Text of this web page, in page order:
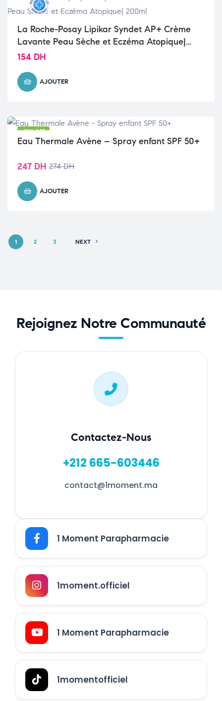
La Roche-Posay Lipikar Syndet AP+ Crème
Lavante Peau Sèche et Eczéma Atopique|
200ml
154 DH
AJOUTER
-10% OFF
Eau Thermale Avène – Spray enfant SPF 50+
274DH
247 DH
AJOUTER
1 2 3 NEXT
Rejoignez Notre Communauté
Contactez-Nous
+212 665-603446
contact@1moment.ma
1 Moment Parapharmacie
1moment.officiel
1 Moment Parapharmacie
1momentofficiel